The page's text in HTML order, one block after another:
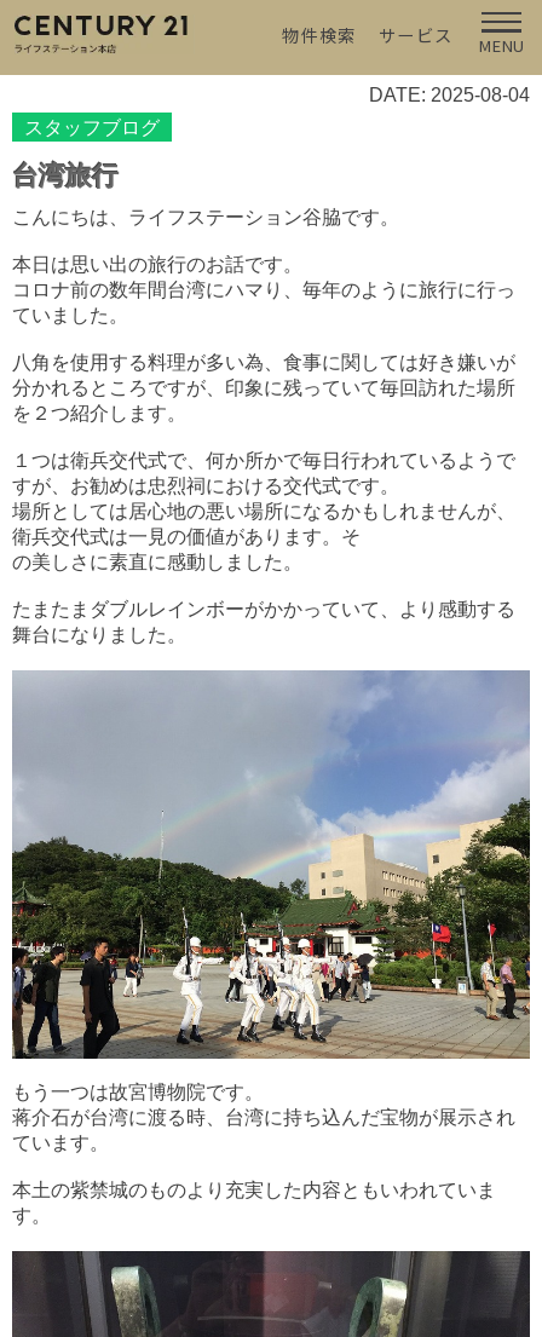
物件検索 サービス MENU
DATE: 2025-08-04
スタッフブログ
台湾旅行
こんにちは、ライフステーション谷脇です。
本日は思い出の旅行のお話です。
コロナ前の数年間台湾にハマり、毎年のように旅行に行っ
ていました。
八角を使用する料理が多い為、食事に関しては好き嫌いが
分かれるところですが、印象に残っていて毎回訪れた場所
を２つ紹介します。
１つは衛兵交代式で、何か所かで毎日行われているようで
すが、お勧めは忠烈祠における交代式です。
場所としては居心地の悪い場所になるかもしれませんが、
衛兵交代式は一見の価値があります。そ
の美しさに素直に感動しました。
たまたまダブルレインボーがかかっていて、より感動する
舞台になりました。
もう一つは故宮博物院です。
蒋介石が台湾に渡る時、台湾に持ち込んだ宝物が展示され
ています。
本土の紫禁城のものより充実した内容ともいわれていま
す。